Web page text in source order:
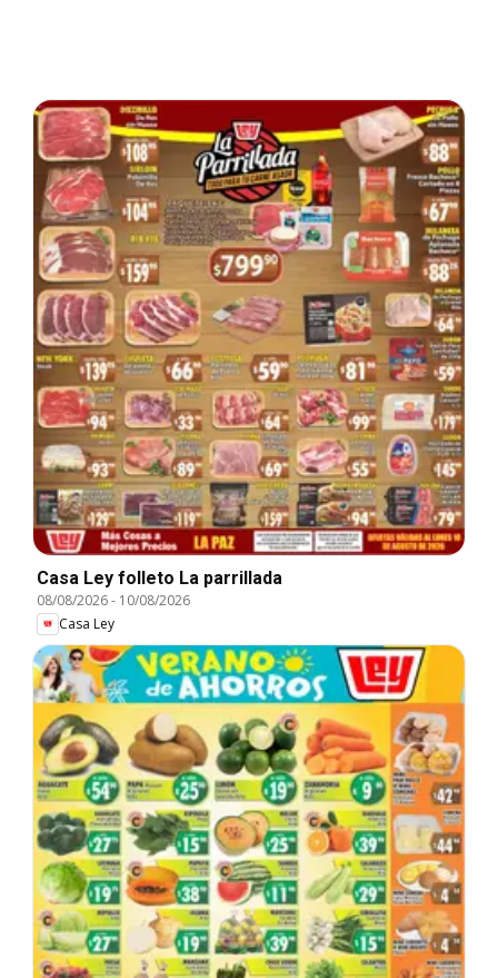
Casa Ley folleto La parrillada
08/08/2026- 10/08/2026
Casa Ley